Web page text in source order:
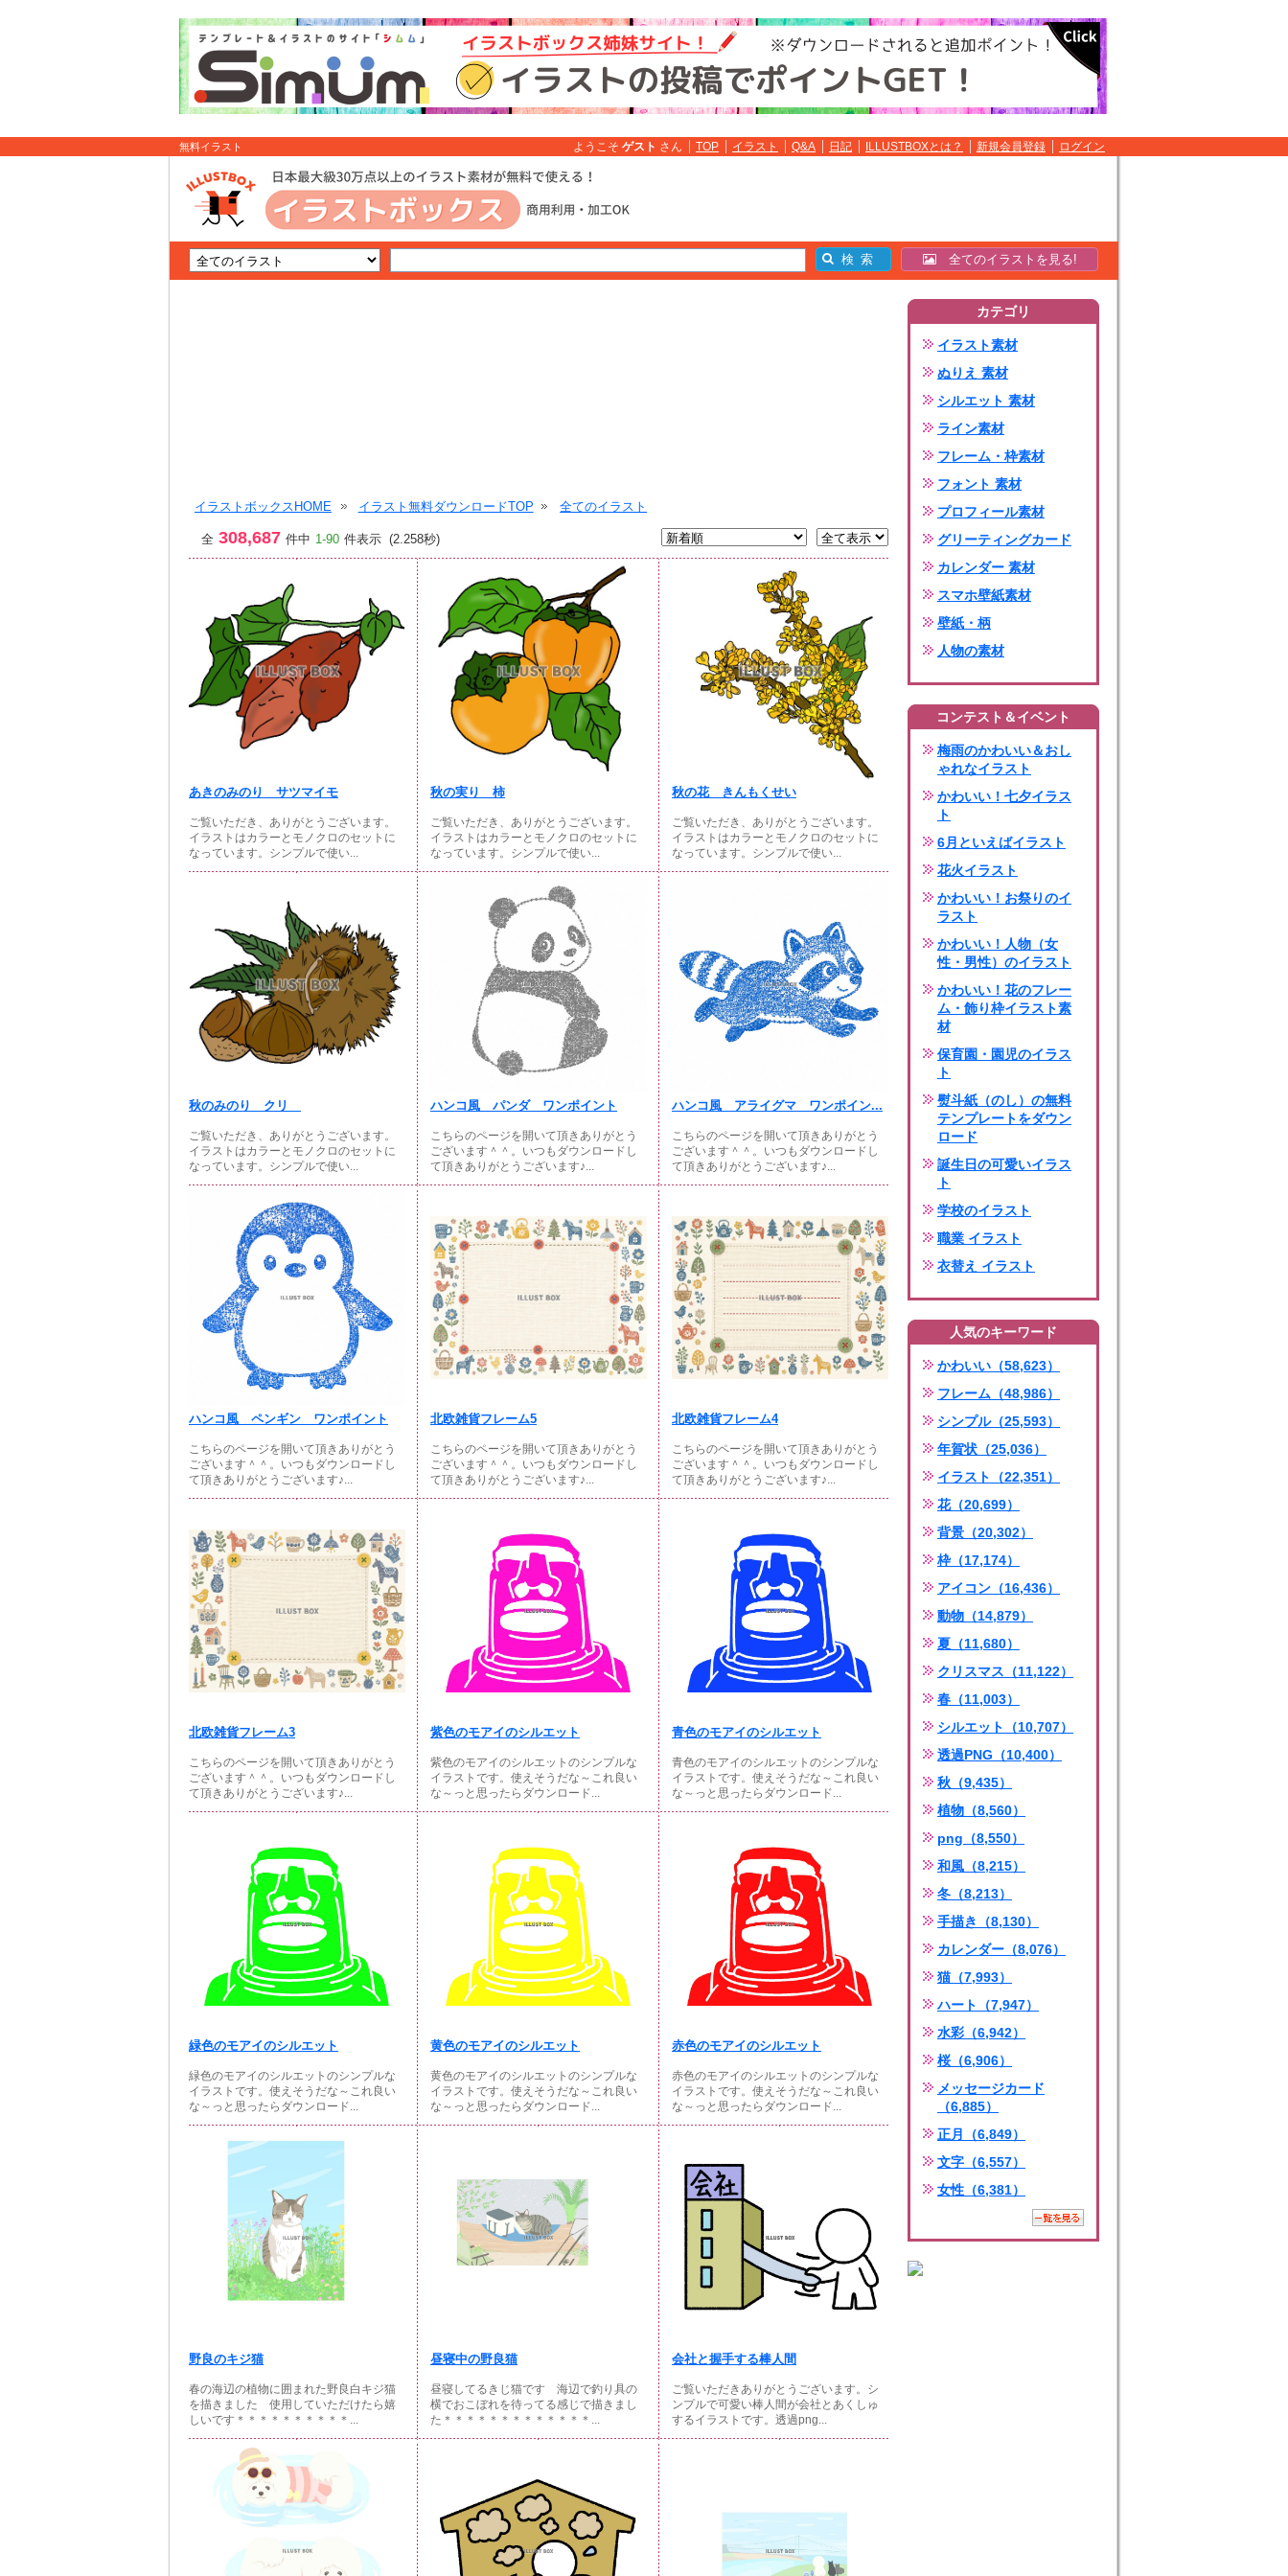
無料イラスト ようこそ ゲスト さん TOP イラスト Q&A 日記 ILLUSTBOXとは？ 新規会員登録 ログイン
全てのイラストを見る!
イラストボックスHOME イラスト無料ダウンロードTOP 全てのイラスト
全 308,687 件中 1-90 件表示 (2.258秒)
あきのみのり サツマイモ
ご覧いただき、ありがとうございます。
イラストはカラーとモノクロのセットに
なっています。シンプルで使い...
秋の実り 柿
ご覧いただき、ありがとうございます。
イラストはカラーとモノクロのセットに
なっています。シンプルで使い...
秋の花 きんもくせい
ご覧いただき、ありがとうございます。
イラストはカラーとモノクロのセットに
なっています。シンプルで使い...
秋のみのり クリ
ご覧いただき、ありがとうございます。
イラストはカラーとモノクロのセットに
なっています。シンプルで使い...
ハンコ風 パンダ ワンポイント
こちらのページを開いて頂きありがとう
ございます＾＾。いつもダウンロードし
て頂きありがとうございます♪...
ハンコ風 アライグマ ワンポイン...
こちらのページを開いて頂きありがとう
ございます＾＾。いつもダウンロードし
て頂きありがとうございます♪...
ハンコ風 ペンギン ワンポイント
こちらのページを開いて頂きありがとう
ございます＾＾。いつもダウンロードし
て頂きありがとうございます♪...
北欧雑貨フレーム5
こちらのページを開いて頂きありがとう
ございます＾＾。いつもダウンロードし
て頂きありがとうございます♪...
北欧雑貨フレーム4
こちらのページを開いて頂きありがとう
ございます＾＾。いつもダウンロードし
て頂きありがとうございます♪...
北欧雑貨フレーム3
こちらのページを開いて頂きありがとう
ございます＾＾。いつもダウンロードし
て頂きありがとうございます♪...
紫色のモアイのシルエット
紫色のモアイのシルエットのシンプルな
イラストです。使えそうだな～これ良い
な～っと思ったらダウンロード...
青色のモアイのシルエット
青色のモアイのシルエットのシンプルな
イラストです。使えそうだな～これ良い
な～っと思ったらダウンロード...
緑色のモアイのシルエット
緑色のモアイのシルエットのシンプルな
イラストです。使えそうだな～これ良い
な～っと思ったらダウンロード...
黄色のモアイのシルエット
黄色のモアイのシルエットのシンプルな
イラストです。使えそうだな～これ良い
な～っと思ったらダウンロード...
赤色のモアイのシルエット
赤色のモアイのシルエットのシンプルな
イラストです。使えそうだな～これ良い
な～っと思ったらダウンロード...
野良のキジ猫
春の海辺の植物に囲まれた野良白キジ猫
を描きました 使用していただけたら嬉
しいです＊＊＊＊＊＊＊＊＊＊...
昼寝中の野良猫
昼寝してるきじ猫です 海辺で釣り具の
横でおこぼれを待ってる感じで描きまし
た＊＊＊＊＊＊＊＊＊＊＊＊＊...
会社と握手する棒人間
ご覧いただきありがとうございます。シ
ンプルで可愛い棒人間が会社とあくしゅ
するイラストです。透過png...
カテゴリ
イラスト素材
ぬりえ 素材
シルエット 素材
ライン素材
フレーム・枠素材
フォント 素材
プロフィール素材
グリーティングカード
カレンダー 素材
スマホ壁紙素材
壁紙・柄
人物の素材
コンテスト＆イベント
梅雨のかわいい＆おし
ゃれなイラスト
かわいい！七夕イラス
ト
6月といえばイラスト
花火イラスト
かわいい！お祭りのイ
ラスト
かわいい！人物（女
性・男性）のイラスト
かわいい！花のフレー
ム・飾り枠イラスト素
材
保育園・園児のイラス
ト
熨斗紙（のし）の無料
テンプレートをダウン
ロード
誕生日の可愛いイラス
ト
学校のイラスト
職業 イラスト
衣替え イラスト
人気のキーワード
かわいい（58,623）
フレーム（48,986）
シンプル（25,593）
年賀状（25,036）
イラスト（22,351）
花（20,699）
背景（20,302）
枠（17,174）
アイコン（16,436）
動物（14,879）
夏（11,680）
クリスマス（11,122）
春（11,003）
シルエット（10,707）
透過PNG（10,400）
秋（9,435）
植物（8,560）
png（8,550）
和風（8,215）
冬（8,213）
手描き（8,130）
カレンダー（8,076）
猫（7,993）
ハート（7,947）
水彩（6,942）
桜（6,906）
メッセージカード
（6,885）
正月（6,849）
文字（6,557）
女性（6,381）